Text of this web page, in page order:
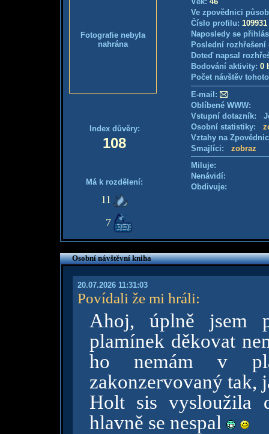
Fotografie nebyla
nahrána
Index důvěry:
108
Má k rozdělení:
11
7
Ve zpovědnici
Číslo profilu: 109931
Naposledy se
Poslední
Doteď napsal
Bodování aktivity: 0
Počet návštěv
E-mail:
Oblíbené WWW:
Vstupní dotazník:
Osobní statistiky:
Vztahy na
Smajlíci: zobraz
Miluje:
Nenávidí:
Obdivuje:
Osobní návštěvní kniha
20.07.2026 11:31:03
Povídali že mi hráli:
Ahoj, úplně jsem
plamínek děkovat
ho nemám v
zakonzervovaný tak,
Holt sis vysloužila
hlavně se nespal